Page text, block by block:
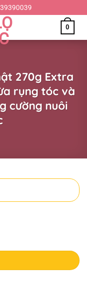
0
270g Extra
rụng tóc và
cường nuôi
giúp ngăn ngừa